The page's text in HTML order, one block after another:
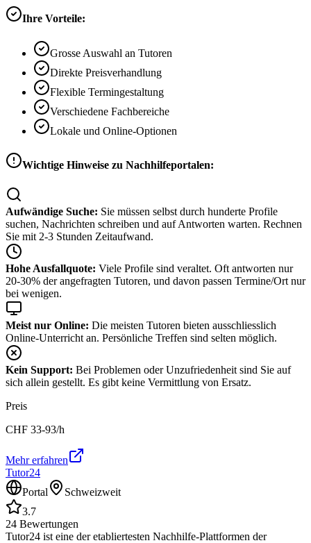
Ihre Vorteile:
Grosse Auswahl an Tutoren
Direkte Preisverhandlung
Flexible Termingestaltung
Verschiedene Fachbereiche
Lokale und Online-Optionen
Wichtige Hinweise zu Nachhilfeportalen:
Aufwändige Suche: Sie müssen selbst durch hunderte Profile
suchen, Nachrichten schreiben und auf Antworten warten. Rechnen
Sie mit 2-3 Stunden Zeitaufwand.
Hohe Ausfallquote: Viele Profile sind veraltet. Oft antworten nur
20-30% der angefragten Tutoren, und davon passen Termine/Ort nur
bei wenigen.
Meist nur Online: Die meisten Tutoren bieten ausschliesslich
Online-Unterricht an. Persönliche Treffen sind selten möglich.
Kein Support: Bei Problemen oder Unzufriedenheit sind Sie auf
sich allein gestellt. Es gibt keine Vermittlung von Ersatz.
Preis
CHF 33-93/h
Mehr erfahren
Tutor24
Portal
Schweizweit
3.7
24 Bewertungen
Tutor24 ist eine der etabliertesten Nachhilfe-Plattformen der